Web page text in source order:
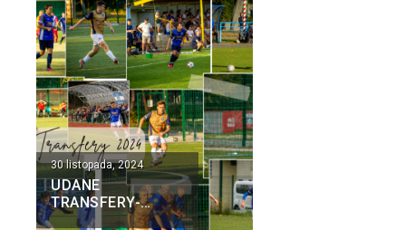
30 listopada, 2024
UDANE
TRANSFERY-
JESIEŃ 2024